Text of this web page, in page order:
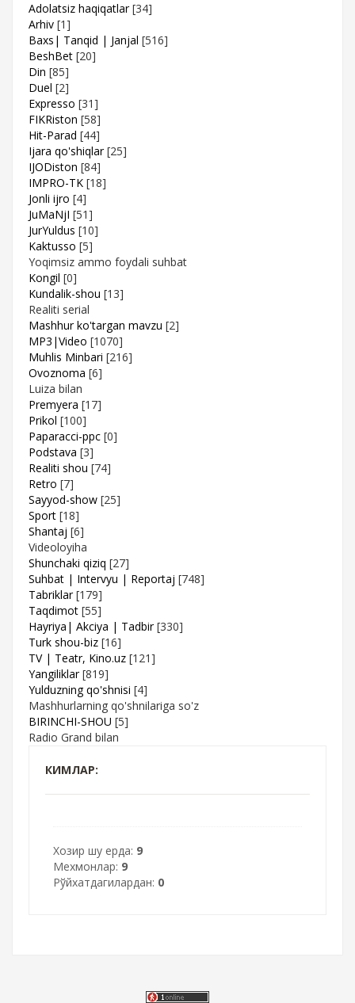
Adolatsiz haqiqatlar [34]
Arhiv [1]
Baxs| Tanqid | Janjal [516]
BeshBet [20]
Din [85]
Duel [2]
Expresso [31]
FIKRiston [58]
Hit-Parad [44]
Ijara qo'shiqlar [25]
IJODiston [84]
IMPRO-TK [18]
Jonli ijro [4]
JuMaNjI [51]
JurYuldus [10]
Kaktusso [5]
Yoqimsiz ammo foydali suhbat
Kongil [0]
Kundalik-shou [13]
Realiti serial
Mashhur ko'targan mavzu [2]
MP3|Video [1070]
Muhlis Minbari [216]
Ovoznoma [6]
Luiza bilan
Premyera [17]
Prikol [100]
Paparacci-ppc [0]
Podstava [3]
Realiti shou [74]
Retro [7]
Sayyod-show [25]
Sport [18]
Shantaj [6]
Videoloyiha
Shunchaki qiziq [27]
Suhbat | Intervyu | Reportaj [748]
Tabriklar [179]
Taqdimot [55]
Hayriya| Akciya | Tadbir [330]
Turk shou-biz [16]
TV | Teatr, Kino.uz [121]
Yangiliklar [819]
Yulduzning qo'shnisi [4]
Mashhurlarning qo'shnilariga so'z
BIRINCHI-SHOU [5]
Radio Grand bilan
КИМЛАР:
Хозир шу ерда: 9
Мехмонлар: 9
Рўйхатдагилардан: 0